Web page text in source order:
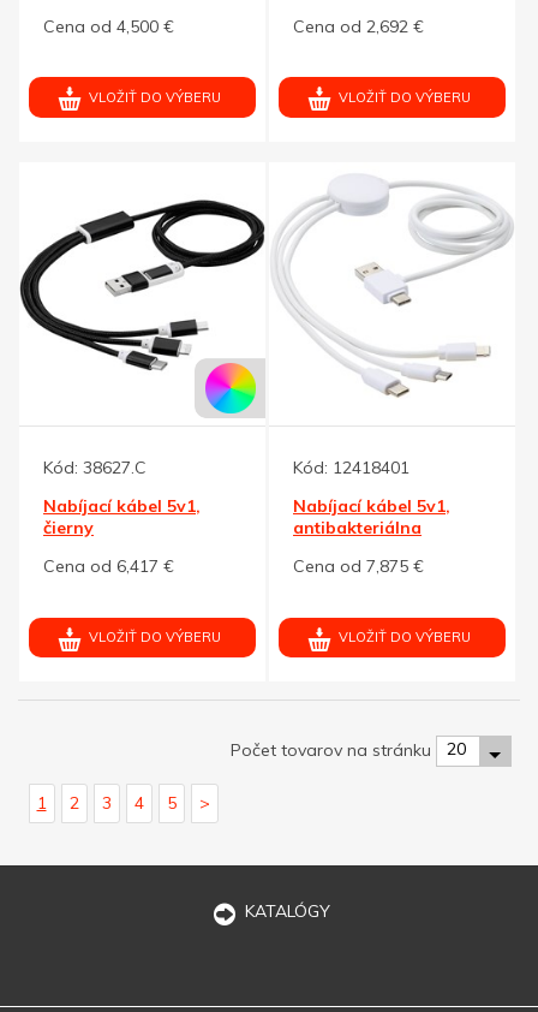
Cena od 4,500 €
VLOŽIŤ DO VÝBERU
Cena od 2,692 €
VLOŽIŤ DO VÝBERU
Kód: 38627.C
Nabíjací kábel 5v1,
čierny
Cena od 6,417 €
VLOŽIŤ DO VÝBERU
Kód: 12418401
Nabíjací kábel 5v1,
antibakteriálna
Cena od 7,875 €
VLOŽIŤ DO VÝBERU
Počet tovarov na stránku 20
1 2 3 4 5 >
KATALÓGY